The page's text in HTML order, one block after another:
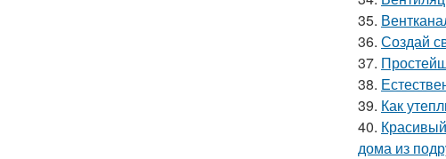
35.
36. Создай
37.
38.
39. Как
40.
дома из